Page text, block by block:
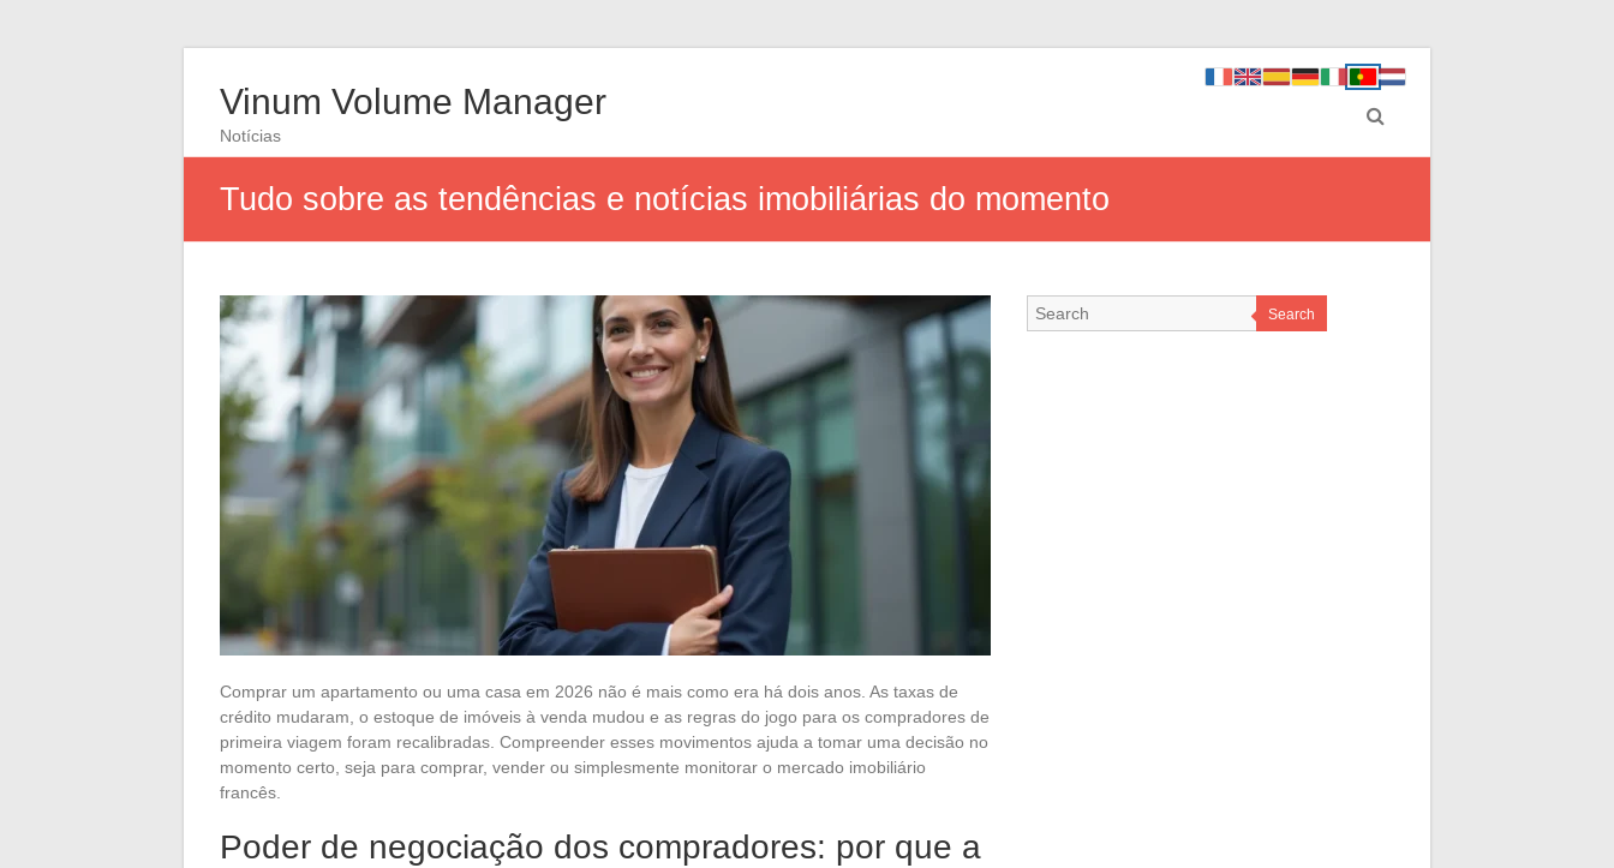
Vinum Volume Manager
Notícias
Tudo sobre as tendências e notícias imobiliárias do momento
Comprar um apartamento ou uma casa em 2026 não é mais como era há dois anos. As taxas de
crédito mudaram, o estoque de imóveis à venda mudou e as regras do jogo para os compradores de
primeira viagem foram recalibradas. Compreender esses movimentos ajuda a tomar uma decisão no
momento certo, seja para comprar, vender ou simplesmente monitorar o mercado imobiliário
francês.
Poder de negociação dos compradores: por que a
Search